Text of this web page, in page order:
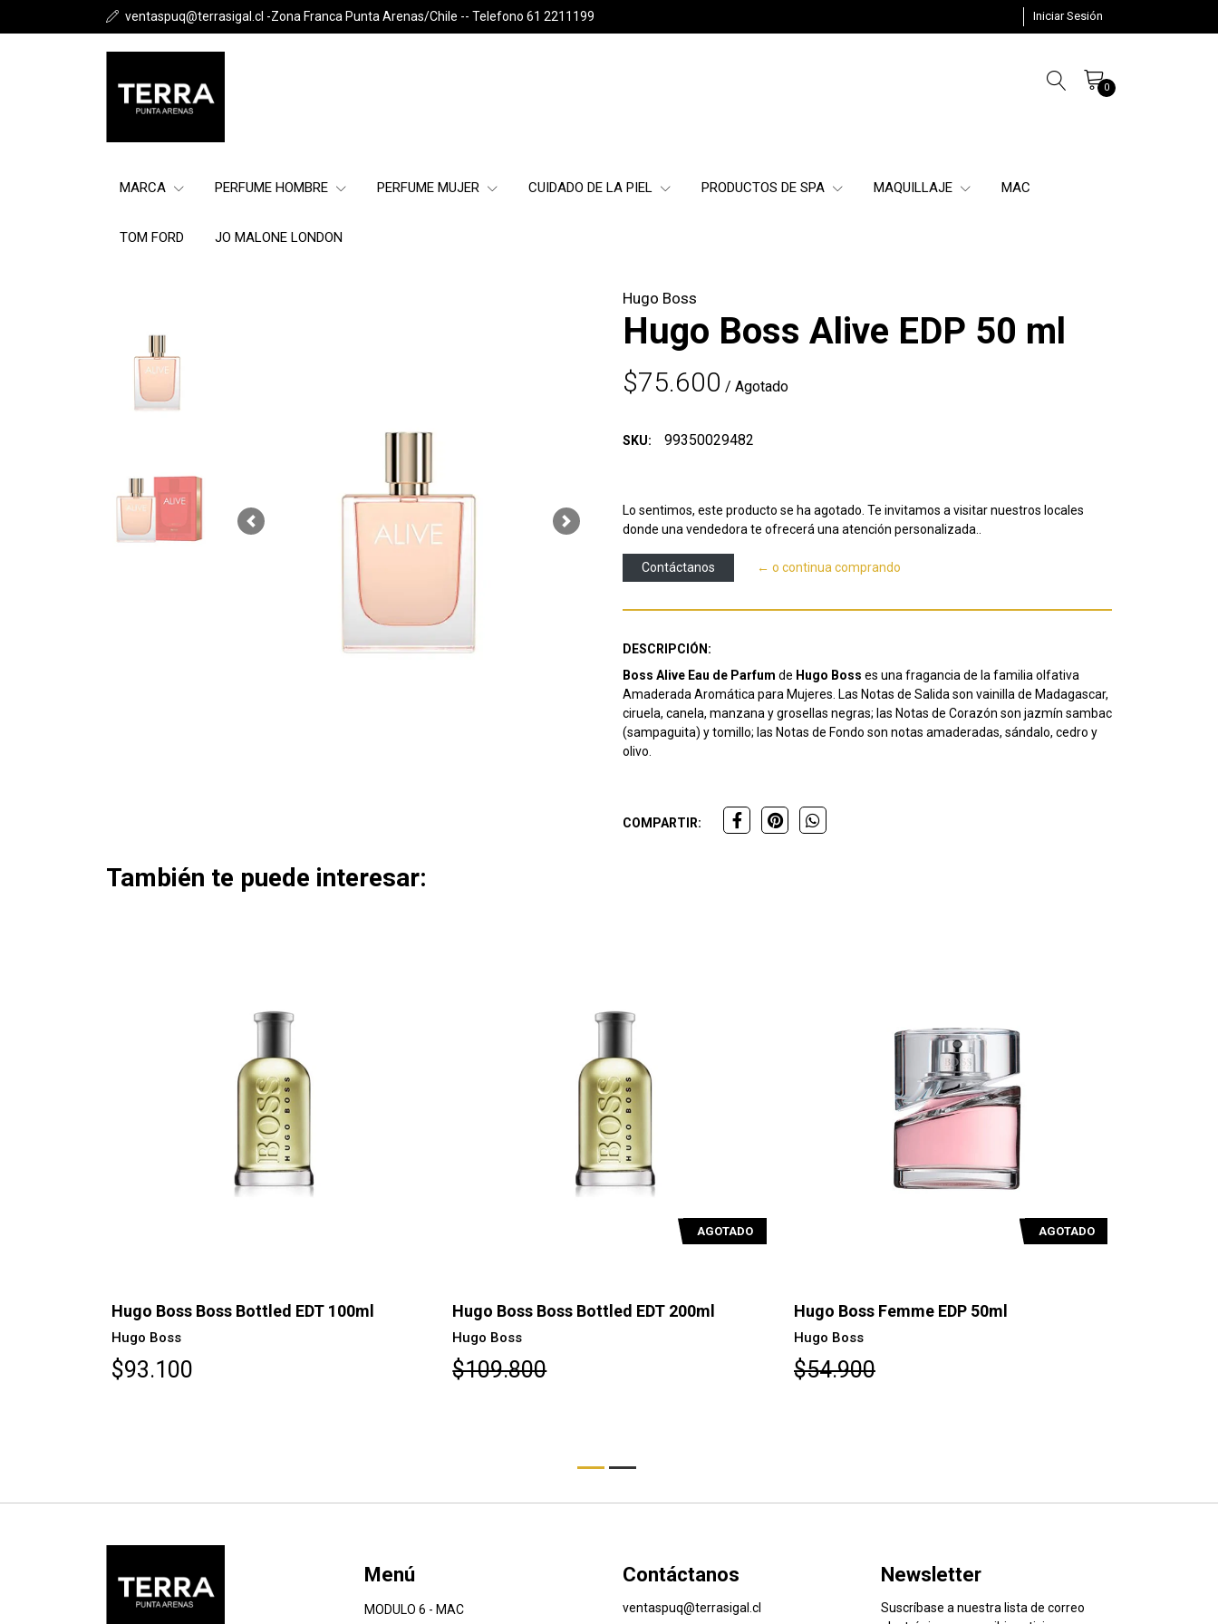
ventaspuq@terrasigal.cl -Zona Franca Punta Arenas/Chile -- Telefono 61 2211199 Iniciar Sesión
0
MARCA PERFUME HOMBRE PERFUME MUJER CUIDADO DE LA PIEL PRODUCTOS DE SPA MAQUILLAJE MAC
TOM FORD JO MALONE LONDON
Previous Next
Hugo Boss
Hugo Boss Alive EDP 50 ml
$75.600 / Agotado
SKU: 99350029482
Lo sentimos, este producto se ha agotado. Te invitamos a visitar nuestros locales
donde una vendedora te ofrecerá una atención personalizada..
Contáctanos ← o continua comprando
DESCRIPCIÓN:
Boss Alive Eau de Parfum de Hugo Boss es una fragancia de la familia olfativa
Amaderada Aromática para Mujeres. Las Notas de Salida son vainilla de Madagascar,
ciruela, canela, manzana y grosellas negras; las Notas de Corazón son jazmín sambac
(sampaguita) y tomillo; las Notas de Fondo son notas amaderadas, sándalo, cedro y
olivo.
COMPARTIR:
También te puede interesar:
Hugo Boss Boss Bottled EDT 100ml
Hugo Boss
$93.100
AGOTADO
Hugo Boss Boss Bottled EDT 200ml
Hugo Boss
$109.800
AGOTADO
Hugo Boss Femme EDP 50ml
Hugo Boss
$54.900
Menú
MODULO 6 - MAC
Contáctanos
ventaspuq@terrasigal.cl
Newsletter
Suscríbase a nuestra lista de correo